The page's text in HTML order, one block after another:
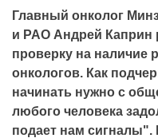
Главный онколог
и РАО Андрей Каприн
проверку на наличие
онкологов. Как
начинать нужно с
любого человека
подает нам сигналы".